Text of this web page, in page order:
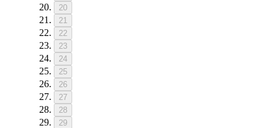
20
21
22
23
24
25
26
27
28
29